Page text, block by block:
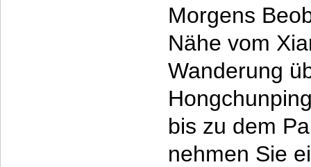
Morgens
Nähe vom
Wanderung
bis zu dem
nehmen Sie